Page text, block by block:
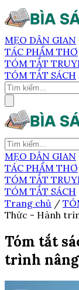
MẸO DÂN GIAN
TÁC PHẨM THƠ
TÓM TẮT
TÓM TẮT SÁCH
MẸO DÂN GIAN
TÁC PHẨM THƠ
TÓM TẮT
TÓM TẮT SÁCH
Trang chủ /
Thức - Hành
Tóm tắt
trình